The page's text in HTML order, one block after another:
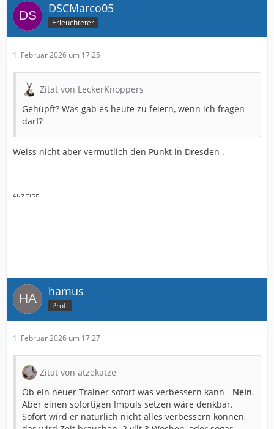
DSCMarco05
Erleuchteter
1. Februar 2026 um 17:25
Zitat von LeckerKnoppers
Gehüpft? Was gab es heute zu feiern, wenn ich fragen
darf?
Weiss nicht aber vermutlich den Punkt in Dresden .
hamus
Profi
1. Februar 2026 um 17:27
Zitat von atzekatze
Ob ein neuer Trainer sofort was verbessern kann - Nein.
Aber einen sofortigen Impuls setzen wäre denkbar.
Sofort wird er natürlich nicht alles verbessern können,